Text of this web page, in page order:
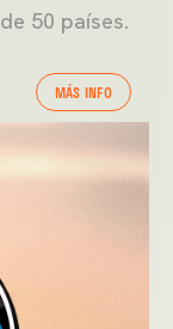
50 países.
MÁS INFO